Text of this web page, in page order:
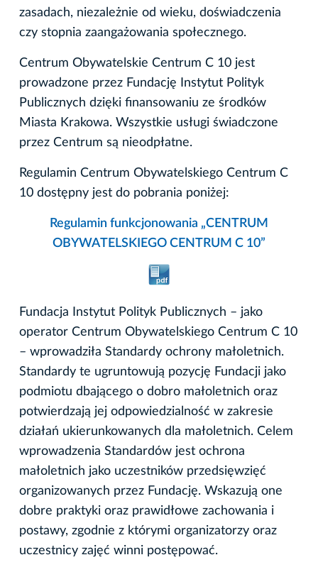
zasadach, niezależnie od wieku, doświadczenia
czy stopnia zaangażowania społecznego.
Centrum Obywatelskie Centrum C 10 jest
prowadzone przez Fundację Instytut Polityk
Publicznych dzięki finansowaniu ze środków
Miasta Krakowa. Wszystkie usługi świadczone
przez Centrum są nieodpłatne.
Regulamin Centrum Obywatelskiego Centrum C
10 dostępny jest do pobrania poniżej:
Regulamin funkcjonowania „CENTRUM
OBYWATELSKIEGO CENTRUM C 10”
Fundacja Instytut Polityk Publicznych – jako
operator Centrum Obywatelskiego Centrum C 10
– wprowadziła Standardy ochrony małoletnich.
Standardy te ugruntowują pozycję Fundacji jako
podmiotu dbającego o dobro małoletnich oraz
potwierdzają jej odpowiedzialność w zakresie
działań ukierunkowanych dla małoletnich. Celem
wprowadzenia Standardów jest ochrona
małoletnich jako uczestników przedsięwzięć
organizowanych przez Fundację. Wskazują one
dobre praktyki oraz prawidłowe zachowania i
postawy, zgodnie z którymi organizatorzy oraz
uczestnicy zajęć winni postępować.